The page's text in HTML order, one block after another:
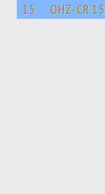
15 OHZ-CR 15